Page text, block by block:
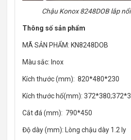
Chậu Konox 8248DOB lắp
Thông số sản phẩm
MÃ SẢN PHẨM: KN8248DOB
Màu sắc: Inox
Kích thước (mm): 820*480*230
Kích thước hố(mm):
Cắt đá (mm): 790*450
Độ dày (mm): Lòng chậu dày 1.2 ly